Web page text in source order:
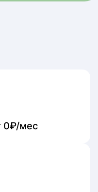
0₽/мес